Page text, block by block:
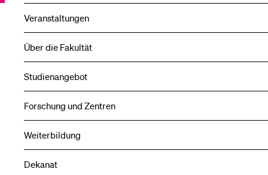
Veranstaltungen
Über die Fakultät
Studienangebot
Forschung und Zentren
Weiterbildung
Dekanat